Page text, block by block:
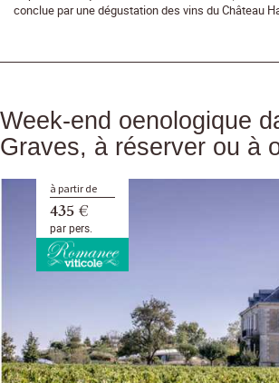
conclue par une dégustation des vins du Château
Week-end oenologique
Graves, à réserver ou à
à partir de
435 €
par pers.